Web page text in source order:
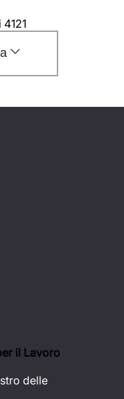
il Lavoro
delle